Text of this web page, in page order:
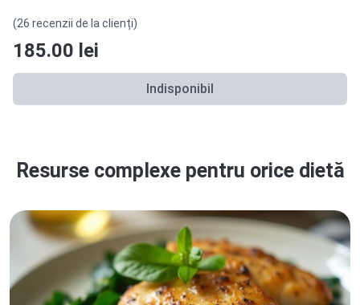
(26 recenzii de la clienți)
185.00 lei
Indisponibil
Resurse complexe pentru orice dietă